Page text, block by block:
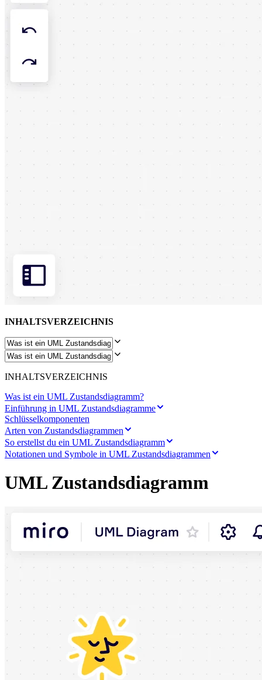
Startups
Nach Branche
Fertigung
Einzelhandel
Finanzdienstleistungen
Produktmanagement
Design & UX
Softwareentwicklung
Marketing
Transformation der Arbeitsweisen
Digitaler Arbeitsplatz
Ressourcen
Lernen
Erfolgsgeschichten
Reforge Learning
Hilfecenter
Community
Blog
Partner & Dienstleistungen
Miro Professional Services
Preise
INHALTSVERZEICHNIS
INHALTSVERZEICHNIS
Was ist ein UML Zustandsdiagramm?
Einführung in UML Zustandsdiagramme
Schlüsselkomponenten
Arten von Zustandsdiagrammen
So erstellst du ein UML Zustandsdiagramm
Notationen und Symbole in UML Zustandsdiagrammen
UML Zustandsdiagramm